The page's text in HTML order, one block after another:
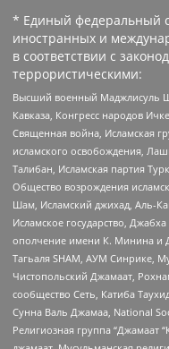
* Единый федеральный
иностранных и
в соответствии с
террористическими:
Высший военный Маджлисуль
Кавказа, Конгресс народов
Священная война, Исламская
исламского освобождения,
Талибан, Исламская партия
Общество возрождения
Шам, Исламский джихад, Аль-
Исламское государство,
ополчение имени К. Минина и
Тагьаля SHAM, АУМ Синрике,
Чистопольский Джамаат,
сообщество Сеть, Катиба
Сунна Валь Джамаа, National
Религиозная группа “Джамаат